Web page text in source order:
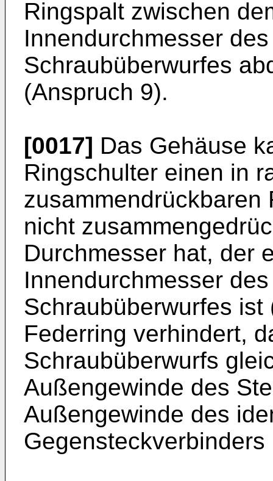
Ringspalt zwischen
Innendurchmesser
Schraubüberwurfes
(Anspruch 9).
[0017] Das Gehäuse
Ringschulter einen in
zusammendrückbaren
nicht
Durchmesser hat, der
Innendurchmesser
Schraubüberwurfes
Federring verhindert,
Schraubüberwurfs
Außengewinde des
Außengewinde des